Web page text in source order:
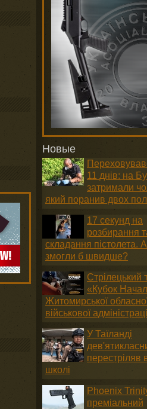
Новые
11 днів: на
затримали
який поранив двох
17 секунд на
розбирання
складання пістолета.
змогли б швидше?
Стрілецький
«Кубок
Житомирської
військової
У Таїланді
перестріляв
школі
Phoenix
преміальний